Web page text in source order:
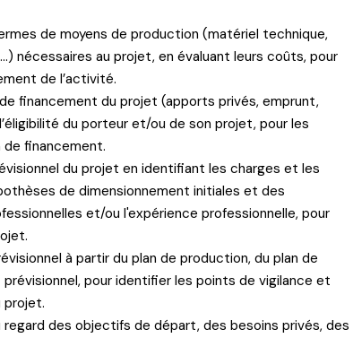
de moyens de production (matériel technique,
nécessaires au projet, en évaluant leurs coûts, pour
de l’activité.
financement du projet (apports privés, emprunt,
du porteur et/ou de son projet, pour les
de financement.
du projet en identifiant les charges et les
de dimensionnement initiales et des
et/ou l'expérience professionnelle, pour
à partir du plan de production, du plan de
pour identifier les points de vigilance et
projet.
regard des objectifs de départ, des besoins privés, des